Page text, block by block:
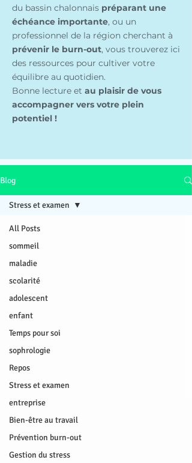
du bassin chalonnais préparant une
échéance importante, ou un
professionnel de la région cherchant à
prévenir le burn-out, vous trouverez ici
des ressources pour cultiver votre
équilibre au quotidien.
Bonne lecture et au plaisir de vous
accompagner vers votre plein
potentiel !
Blog
All Posts
sommeil
maladie
scolarité
adolescent
enfant
Temps pour soi
sophrologie
Repos
Stress et examen
entreprise
Bien-être au travail
Prévention burn-out
Gestion du stress
Stress et examen